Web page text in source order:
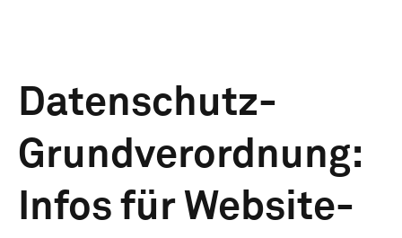
Datenschutz-
Grundverordnung:
Infos für Website-